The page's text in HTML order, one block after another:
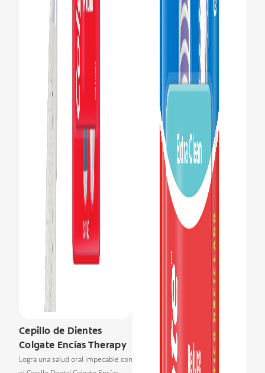
Cepillo de Dientes
Colgate Encías Therapy
Logra una salud oral impecable con